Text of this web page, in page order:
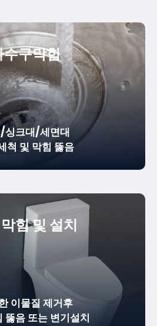
수구막힘
싱크대/세면대
척 및 막힘 뚫음
힘 및 설치
이물질 제거후
뚫음 또는 변기설치